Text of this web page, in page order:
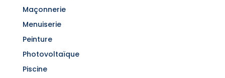
Maçonnerie
Menuiserie
Peinture
Photovoltaïque
Piscine